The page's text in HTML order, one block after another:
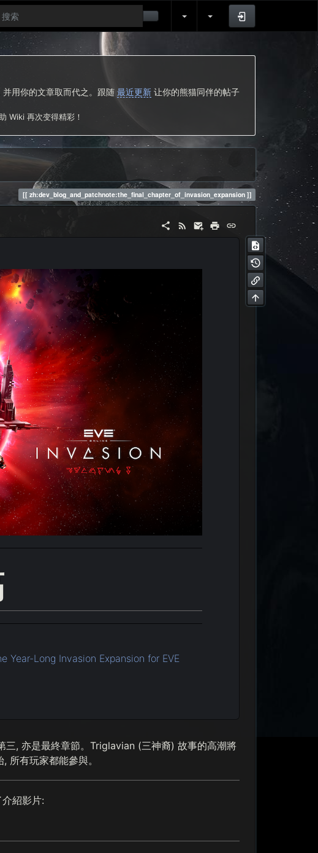
用你的文章取而代之。跟随 最近更新让你的熊猫同伴的帖子
Wiki 再次变得精彩！
zh:dev_blog_and_patchnote:the_final_chapter_of_invasion_expansion
Long Invasion Expansion for EVE
三, 亦是最終章節。Triglavian (三神裔) 故事的高潮將
有玩家都能參與。
紹影片: